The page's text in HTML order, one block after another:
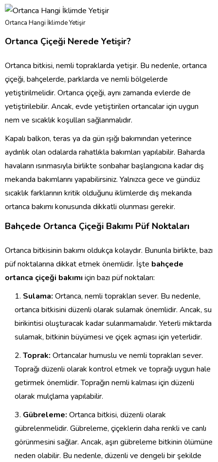
Ortanca Hangi İklimde Yetişir
Ortanca Çiçeği Nerede Yetişir?
Ortanca bitkisi, nemli topraklarda yetişir. Bu nedenle, ortanca
çiçeği, bahçelerde, parklarda ve nemli bölgelerde
yetiştirilmelidir. Ortanca çiçeği, aynı zamanda evlerde de
yetiştirilebilir. Ancak, evde yetiştirilen ortancalar için uygun
nem ve sıcaklık koşulları sağlanmalıdır.
Kapalı balkon, teras ya da gün ışığı bakımından yeterince
aydınlık olan odalarda rahatlıkla bakımları yapılabilir. Baharda
havaların ısınmasıyla birlikte sonbahar başlangıcına kadar dış
mekanda bakımlarını yapabilirsiniz. Yalnızca gece ve gündüz
sıcaklık farklarının kritik olduğunu iklimlerde dış mekanda
ortanca bakımı konusunda dikkatli olunması gerekir.
Bahçede Ortanca Çiçeği Bakımı Püf Noktaları
Ortanca bitkisinin bakımı oldukça kolaydır. Bununla birlikte, bazı
püf noktalarına dikkat etmek önemlidir. İşte bahçede
ortanca çiçeği bakımı için bazı püf noktaları:
Sulama: Ortanca, nemli toprakları sever. Bu nedenle,
ortanca bitkisini düzenli olarak sulamak önemlidir. Ancak, su
birikintisi oluşturacak kadar sulanmamalıdır. Yeterli miktarda
sulamak, bitkinin büyümesi ve çiçek açması için yeterlidir.
Toprak: Ortancalar humuslu ve nemli toprakları sever.
Toprağı düzenli olarak kontrol etmek ve toprağı uygun hale
getirmek önemlidir. Toprağın nemli kalması için düzenli
olarak mulçlama yapılabilir.
Gübreleme: Ortanca bitkisi, düzenli olarak
gübrelenmelidir. Gübreleme, çiçeklerin daha renkli ve canlı
görünmesini sağlar. Ancak, aşırı gübreleme bitkinin ölümüne
neden olabilir. Bu nedenle, düzenli ve dengeli bir şekilde